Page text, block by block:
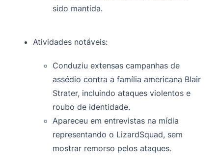
sido mantida.
Atividades notáveis:
Conduziu extensas campanhas de
assédio contra a família americana Blair
Strater, incluindo ataques violentos e
roubo de identidade.
Apareceu em entrevistas na mídia
representando o LizardSquad, sem
mostrar remorso pelos ataques.